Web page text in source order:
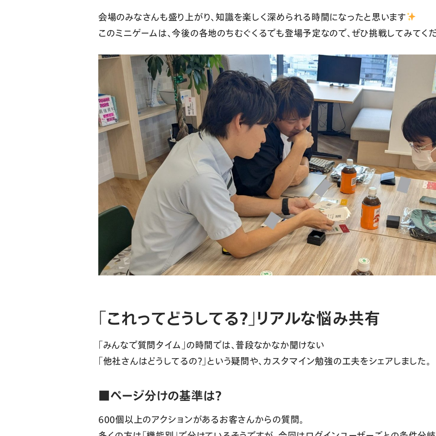
会場のみなさんも盛り上がり、知識を楽しく深められる時間になったと思います
このミニゲームは、今後の各地のちむぐくるでも登場予定なので、ぜひ挑戦してみてく
「これってどうしてる？」リアルな悩み共有
「みんなで質問タイム」の時間では、普段なかなか聞けない
「他社さんはどうしてるの？」という疑問や、カスタマイン勉強の工夫をシェアしました。
■ページ分けの基準は？
600個以上のアクションがあるお客さんからの質問。